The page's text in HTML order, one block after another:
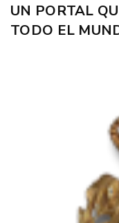
UN PORTAL
TODO EL